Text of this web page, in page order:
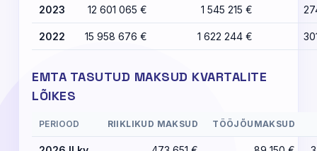
2023 12 601 065 € 1 545 215 €
2022 15 958 676 € 1 622 244 €
EMTA TASUTUD MAKSUD KVARTALITE
LÕIKES
PERIOOD RIIKLIKUD MAKSUD TÖÖJÕUMAKSUD